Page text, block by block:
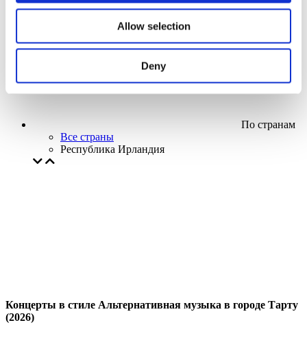
Allow selection
Deny
Применить
По странам
Все страны
Республика Ирландия
Концерты в стиле Альтернативная музыка в городе Тарту
(2026)